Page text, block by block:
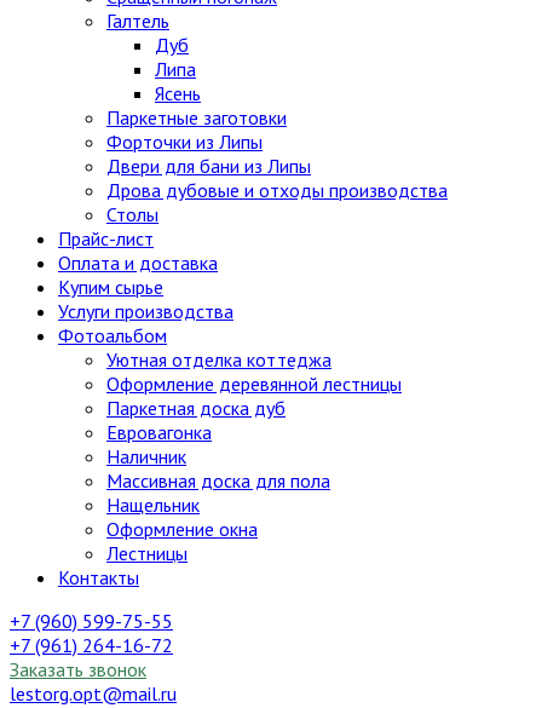
Галтель
Дуб
Липа
Ясень
Паркетные заготовки
Форточки из Липы
Двери для бани из Липы
Дрова дубовые и отходы производства
Столы
Прайс-лист
Оплата и доставка
Купим сырье
Услуги производства
Фотоальбом
Уютная отделка коттеджа
Оформление деревянной лестницы
Паркетная доска дуб
Евровагонка
Наличник
Массивная доска для пола
Нащельник
Оформление окна
Лестницы
Контакты
+7 (960) 599-75-55
+7 (961) 264-16-72
Заказать звонок
lestorg.opt@mail.ru